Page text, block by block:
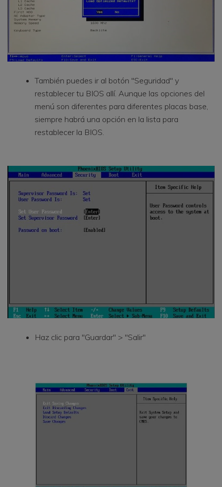
También puedes ir al botón "Seguridad" y
restablecer tu BIOS allí. Aunque las opciones del
menú son diferentes para diferentes placas base,
siempre habrá una opción en la lista para
restablecer la BIOS.
Haz clic para "Guardar" > "Salir"